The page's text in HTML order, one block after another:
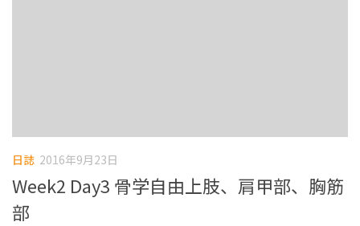
日誌 2016年9月23日
Week2 Day3 骨学自由上肢、肩甲部、胸筋
部